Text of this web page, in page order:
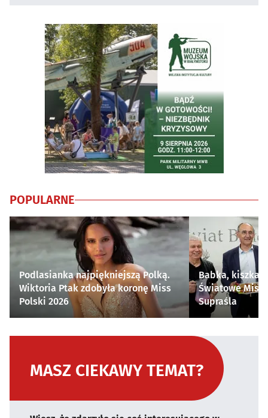
POPULARNE
Podlasianka najpiękniejszą Polką.
Wiktoria Ptak zdobyła koronę Miss
Polski 2026
Babka, kiszka i
Światowe
Supraśla
MASZ CIEKAWY TEMAT?